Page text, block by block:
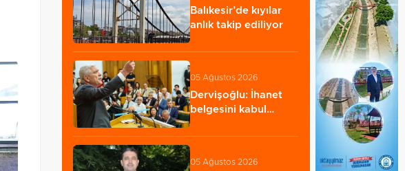
Balıkesir’de kıyılar
anlık takip ediliyor
05 Ağustos 2026
Dervişoğlu: İhanet
belgesini kabul
05 Ağustos 2026